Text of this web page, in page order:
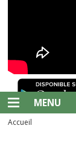
MENU
Accueil